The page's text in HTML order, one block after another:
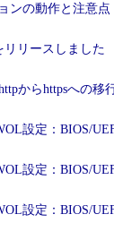
ンの動作と注意点
リリースしました
からhttpsへの移
設定：BIOS/
設定：BIOS/
設定：BIOS/